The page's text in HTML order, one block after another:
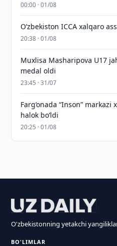
00:00 · 01/08
O‘zbekiston ICCA xalqaro
20:38 · 01/08
Muxlisa Masharipova U17
medal oldi
23:45 · 31/07
Farg‘onada “Inson”
halok bo‘ldi
20:25 · 01/08
O'zbekistonning yetakchi
BO'LIMLAR